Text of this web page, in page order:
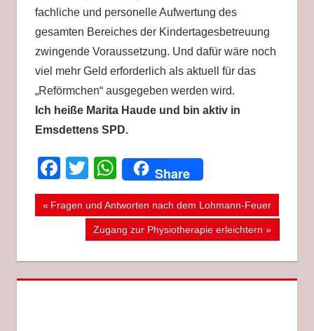
fachliche und personelle Aufwertung des
gesamten Bereiches der Kindertagesbetreuung
zwingende Voraussetzung. Und dafür wäre noch
viel mehr Geld erforderlich als aktuell für das
„Reförmchen“ ausgegeben werden wird.
Ich heiße Marita Haude und bin aktiv in
Emsdettens SPD.
Facebook
Twitter
WhatsApp
Share
Beitragsnavigation
Vorheriger
Fragen und Antworten nach dem Lohmann-Feuer
Nächster
Zugang zur Physiotherapie erleichtern